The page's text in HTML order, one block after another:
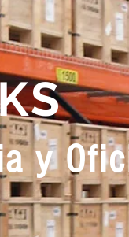
y